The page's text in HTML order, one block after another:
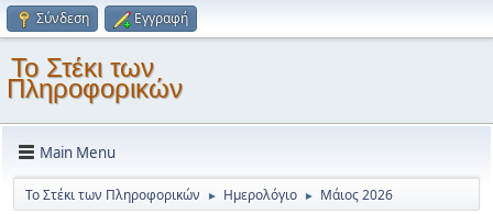
Σύνδεση Εγγραφή
Το Στέκι των
Πληροφορικών
Main Menu
Το Στέκι των Πληροφορικών ► Ημερολόγιο ► Μάιος 2026